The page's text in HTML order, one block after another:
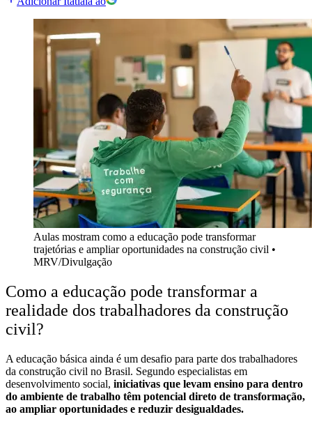
Aulas mostram como a educação pode transformar
trajetórias e ampliar oportunidades na construção civil •
MRV/Divulgação
Como a educação pode transformar a
realidade dos trabalhadores da construção
civil?
A educação básica ainda é um desafio para parte dos trabalhadores
da construção civil no Brasil. Segundo especialistas em
desenvolvimento social, iniciativas que levam ensino para dentro
do ambiente de trabalho têm potencial direto de transformação,
ao ampliar oportunidades e reduzir desigualdades.